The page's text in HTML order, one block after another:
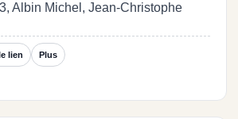
Albin Michel, Jean-Christophe
lien Plus